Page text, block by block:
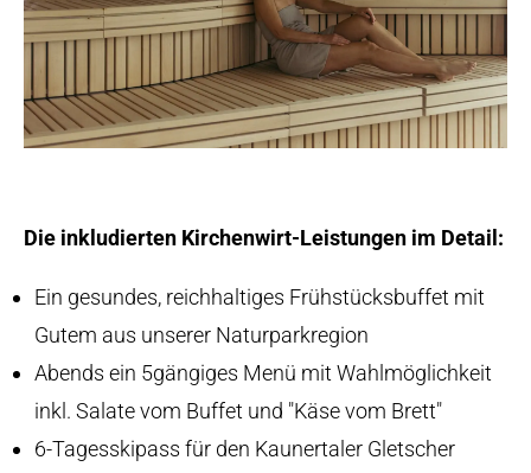
Die inkludierten Kirchenwirt-Leistungen im Detail:
Ein gesundes, reichhaltiges Frühstücksbuffet mit
Gutem aus unserer Naturparkregion
Abends ein 5gängiges Menü mit Wahlmöglichkeit
inkl. Salate vom Buffet und "Käse vom Brett"
6-Tagesskipass für den Kaunertaler Gletscher